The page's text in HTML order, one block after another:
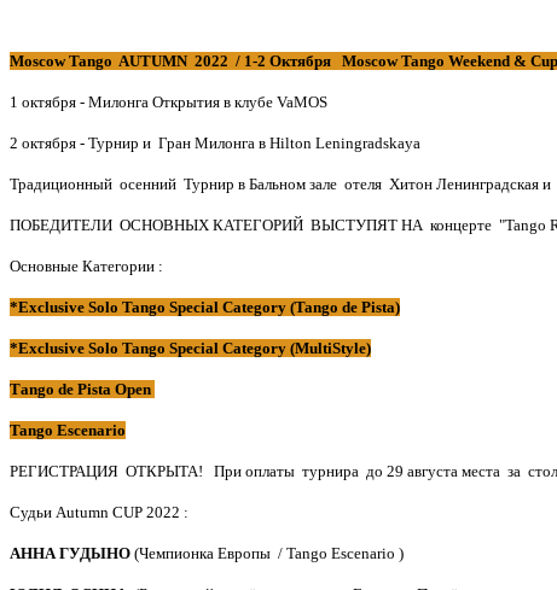
Moscow Tango AUTUMN 2022 / 1-2 Октября Moscow Tango Weekend & Cup
1 октября - Милонга Открытия в клубе VaMOS
2 октября - Турнир и Гран Милонга в Hilton Leningradskaya
Традиционный осенний Турнир в Бальном зале отеля Хитон Ленинградская
ПОБЕДИТЕЛИ ОСНОВНЫХ КАТЕГОРИЙ ВЫСТУПЯТ НА концерте "Tango
Основные Категории :
*Exclusive Solo Tango Special Category (Tango de Pista)
*Exclusive Solo Tango Special Category (MultiStyle)
Таngo de Pista Open
Tango Escenario
РЕГИСТРАЦИЯ ОТКРЫТА! При оплаты турнира до 29 августа места за
Судьи Autumn CUP 2022 :
АННА ГУДЫНО (Чемпионка Европы / Tango Escenario )